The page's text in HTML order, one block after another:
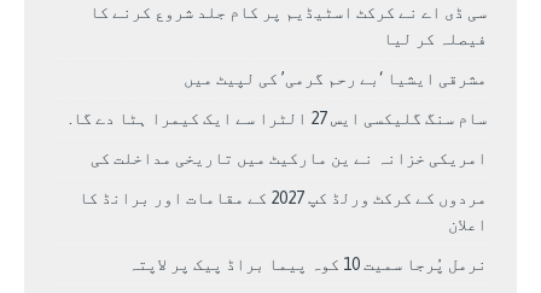
سی ڈی اے نے کرکٹ اسٹیڈیم پر کام جلد شروع کرنے کا
فیصلہ کر لیا
مشرقی ایشیا ‘بے رحم گرمی’ کی لپیٹ میں
سام سنگ گلیکسی ایس 27 الٹرا سے ایک کیمرا ہٹا دے گا.
امریکی خزانہ نے ین مارکیٹ میں تاریخی مداخلت کی
مردوں کے کرکٹ ورلڈ کپ 2027 کے مقامات اور برانڈ کا
اعلان
نرمل پُرجا سمیت 10 کوہ پیما براڈ پیک پر لاپتہ